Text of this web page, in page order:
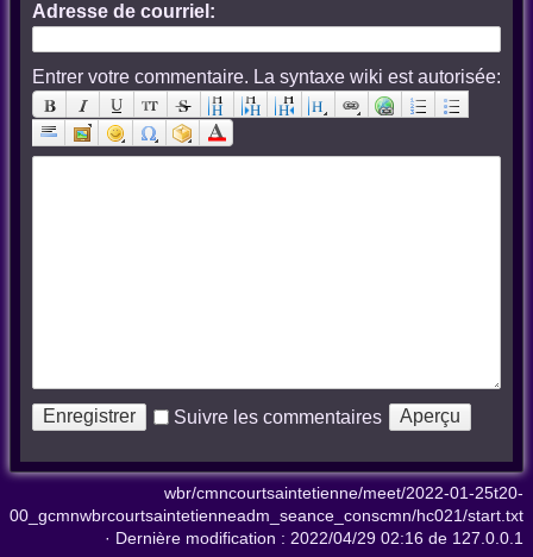
Adresse de courriel:
Entrer votre commentaire. La syntaxe wiki est autorisée:
Suivre les commentaires
wbr/cmncourtsaintetienne/meet/2022-01-25t20-
00_gcmnwbrcourtsaintetienneadm_seance_conscmn/hc021/start.txt
· Dernière modification : 2022/04/29 02:16 de 127.0.0.1